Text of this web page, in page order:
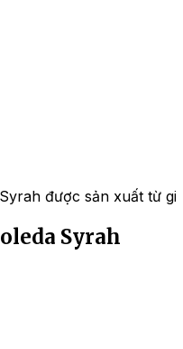
được sản xuất từ
Syrah